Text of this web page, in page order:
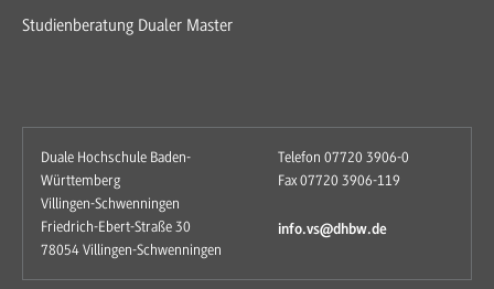
Studienberatung Dualer Master
Duale Hochschule Baden-
Württemberg
Villingen-Schwenningen
Friedrich-Ebert-Straße 30
78054 Villingen-Schwenningen
Telefon 07720 3906-0
Fax 07720 3906-119
info.vs@dhbw.de